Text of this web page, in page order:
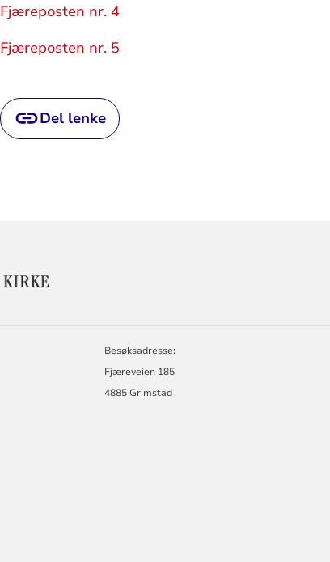
Fjæreposten nr. 4
Fjæreposten nr. 5
Del lenke
KONTAKTINFORMASJON
Besøksadresse:
Fjæreveien 185
4885 Grimstad